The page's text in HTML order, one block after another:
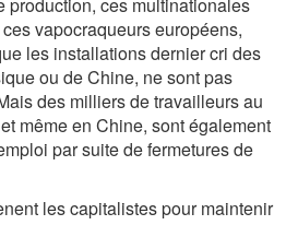
vapocraqueurs européens,
les installations dernier cri des
ou de Chine, ne sont pas
des milliers de travailleurs au
même en Chine, sont également
par suite de fermetures de
les capitalistes pour maintenir